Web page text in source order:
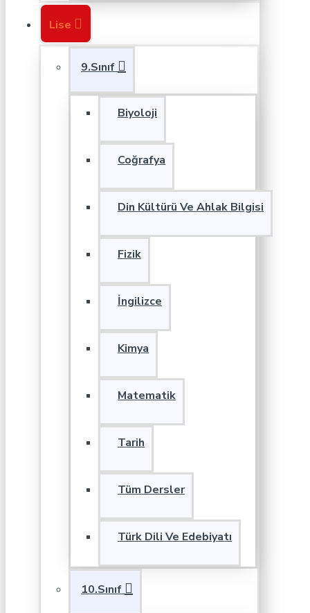
Lise
9.Sınıf
Biyoloji
Coğrafya
Din Kültürü Ve Ahlak Bilgisi
Fizik
İngilizce
Kimya
Matematik
Tarih
Tüm Dersler
Türk Dili Ve Edebiyatı
10.Sınıf